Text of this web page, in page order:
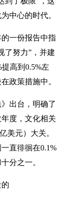
中心的时代。
一份报告中指
了努力”，并建
高到0.5%左
政策措施中。
出台，明确了
度，文化相关
美元）大关。
直徘徊在0.1%
分之一。